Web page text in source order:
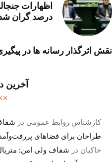
درصد گران
نقش اثرگذار رسانه ها در
آخرین
کارشناس روابط عمومی در
طراحان برای فضاهای
خاکیان در شفاف ولی امن: